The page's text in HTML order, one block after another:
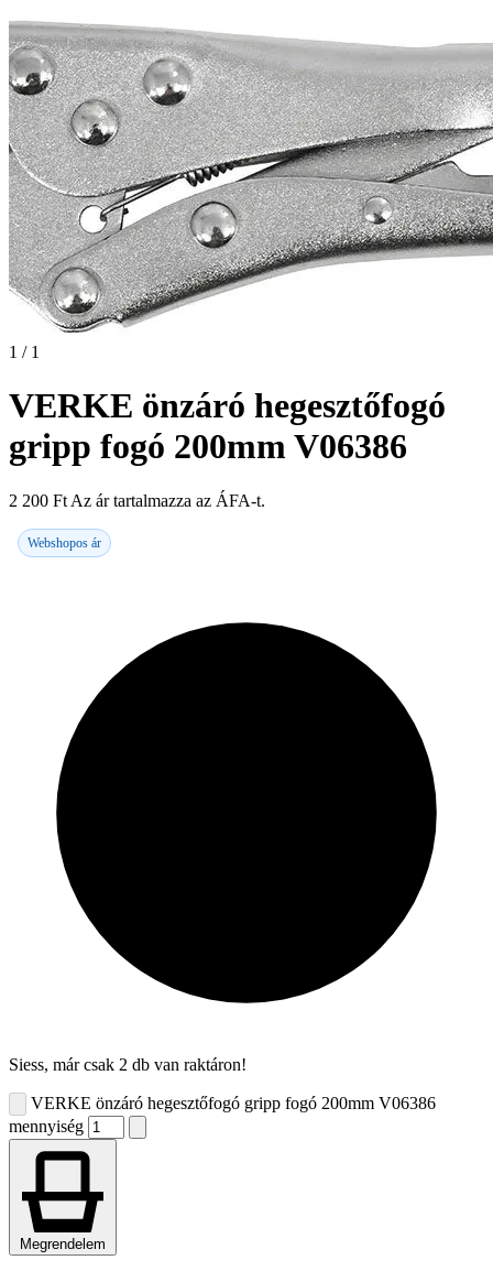
1 / 1
VERKE önzáró hegesztőfogó
gripp fogó 200mm V06386
2 200 Ft Az ár tartalmazza az ÁFA-t.
Webshopos ár
Siess, már csak 2 db van raktáron!
VERKE önzáró hegesztőfogó gripp fogó 200mm V06386
mennyiség
Megrendelem